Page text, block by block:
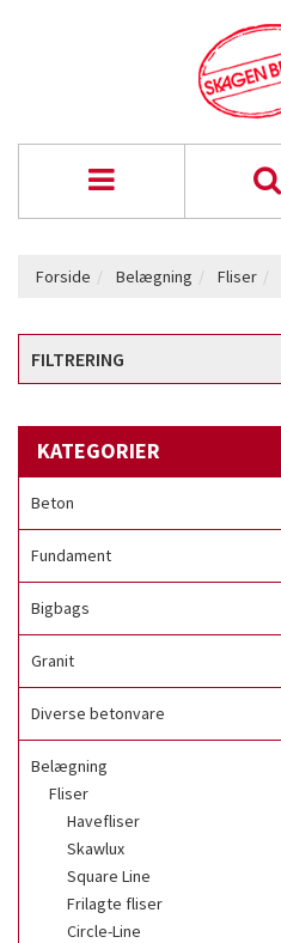
Forside Belægning Fliser
FILTRERING
KATEGORIER
Beton
Fundament
Bigbags
Granit
Diverse betonvare
Belægning
Fliser
Havefliser
Skawlux
Square Line
Frilagte fliser
Circle-Line